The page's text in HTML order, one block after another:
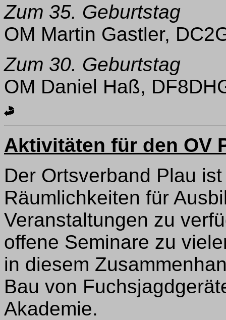
Zum 35. Geburtstag
OM Martin Gastler,
Zum 30. Geburtstag
OM Daniel Haß,
Aktivitäten für den OV
Der Ortsverband Plau
Räumlichkeiten für
Veranstaltungen zu
offene Seminare zu
in diesem
Bau von
Akademie.